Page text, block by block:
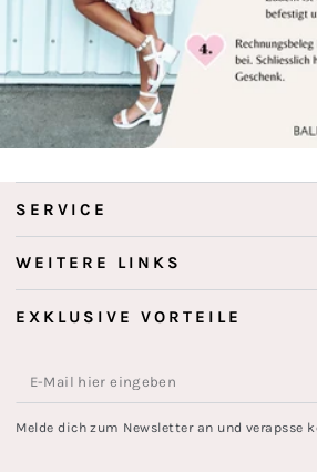
SERVICE
WEITERE LINKS
EXKLUSIVE VORTEILE
E-
Mail
Melde dich zum Newsletter an und verapsse